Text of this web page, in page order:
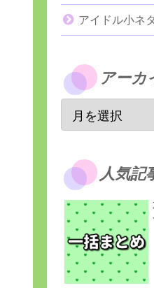
アイドル小ネタ
アーカ
人気記